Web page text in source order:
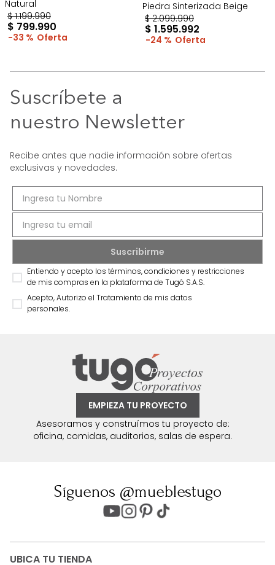
Natural
$ 1.199.990
$ 799.990
33 %
Piedra Sinterizada Beige
$ 2.099.990
$ 1.595.992
24 %
Suscríbete a
nuestro Newsletter
Recibe antes que nadie información sobre ofertas
exclusivas y novedades.
Entiendo y acepto los términos, condiciones y restricciones
de mis compras en la plataforma de Tugó S.A.S.
Acepto, Autorizo el Tratamiento de mis datos
personales.
EMPIEZA TU PROYECTO
Asesoramos y construímos tu proyecto de:
oficina, comidas, auditorios, salas de espera.
Síguenos @mueblestugo
UBICA TU TIENDA